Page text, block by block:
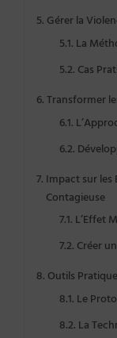
Gérer la
La
Cas
Transformer
Impact sur les
Contagieuse
L’Effet
Créer
Outils
Le
La